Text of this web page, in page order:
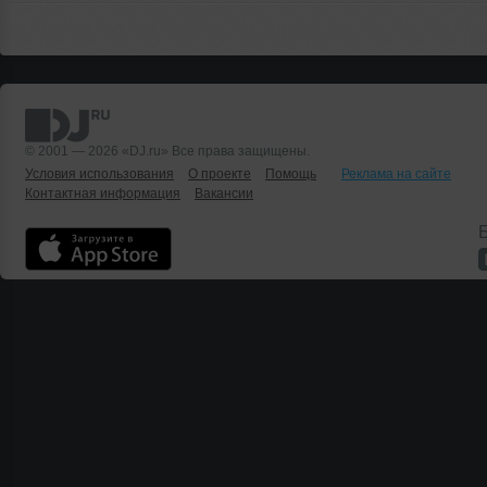
© 2001 — 2026 «DJ.ru» Все права защищены.
Условия использования
О проекте Помощь
Реклама на сайте
Контактная информация
Вакансии